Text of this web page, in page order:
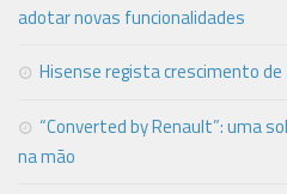
adotar novas funcionalidades
Hisense regista crescimento de
“Converted by Renault”: uma
na mão